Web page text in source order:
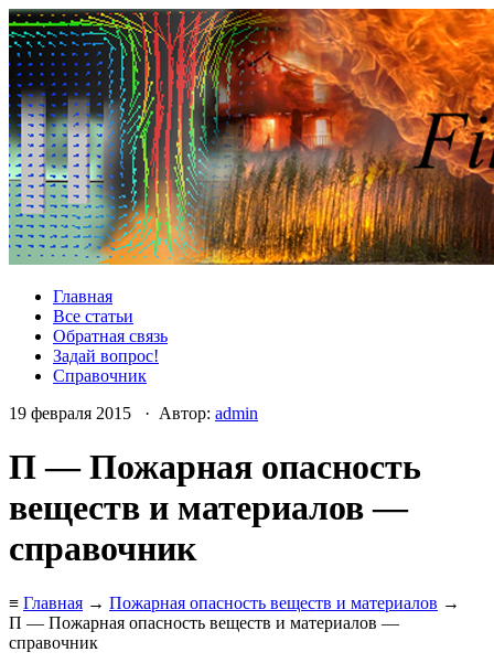
Главная
Все статьи
Обратная связь
Задай вопрос!
Справочник
19 февраля 2015 · Автор: admin
П — Пожарная опасность
веществ и материалов —
справочник
≡ Главная → Пожарная опасность веществ и материалов →
П — Пожарная опасность веществ и материалов —
справочник